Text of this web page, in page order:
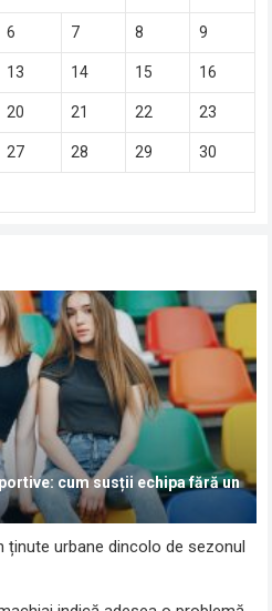
6 7 8 9
13 14 15 16
20 21 22 23
27 28 29 30
cum susții echipa fără un
ținute urbane dincolo de sezonul